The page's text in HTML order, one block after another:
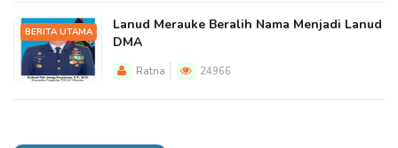
BERITA UTAMA
Lanud Merauke Beralih Nama Menjadi Lanud
DMA
Ratna 24966